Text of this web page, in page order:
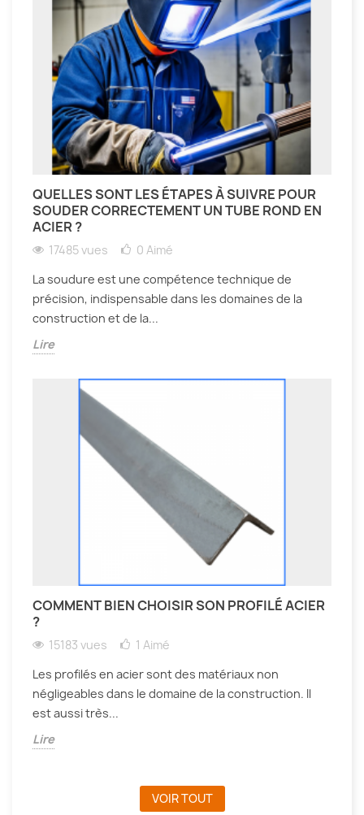
QUELLES SONT LES ÉTAPES À SUIVRE POUR
SOUDER CORRECTEMENT UN TUBE ROND EN
ACIER ?
17485 vues 0 Aimé
La soudure est une compétence technique de
précision, indispensable dans les domaines de la
construction et de la...
Lire
COMMENT BIEN CHOISIR SON PROFILÉ ACIER
?
15183 vues 1 Aimé
Les profilés en acier sont des matériaux non
négligeables dans le domaine de la construction. Il
est aussi très...
Lire
VOIR TOUT